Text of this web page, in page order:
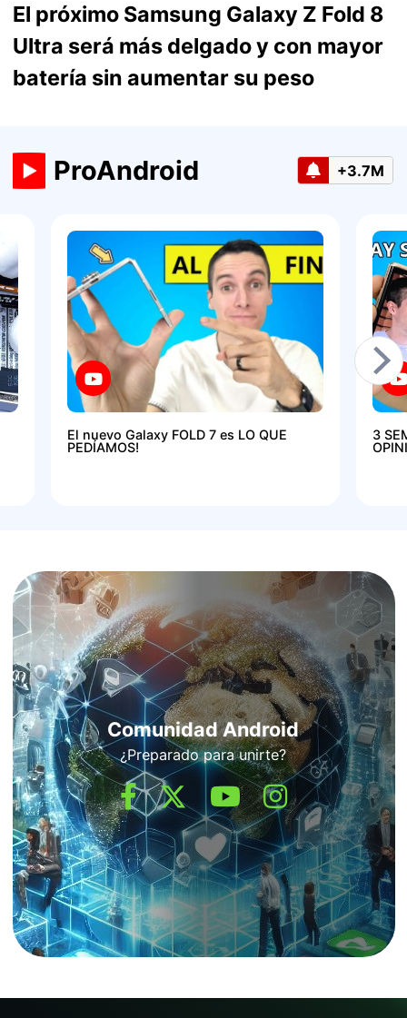
El próximo Samsung Galaxy Z Fold 8
Ultra será más delgado y con mayor
batería sin aumentar su peso
ProAndroid +3.7M
El nuevo Galaxy FOLD 7 es LO QUE
PEDÍAMOS!
3
Comunidad Android
¿Preparado para unirte?